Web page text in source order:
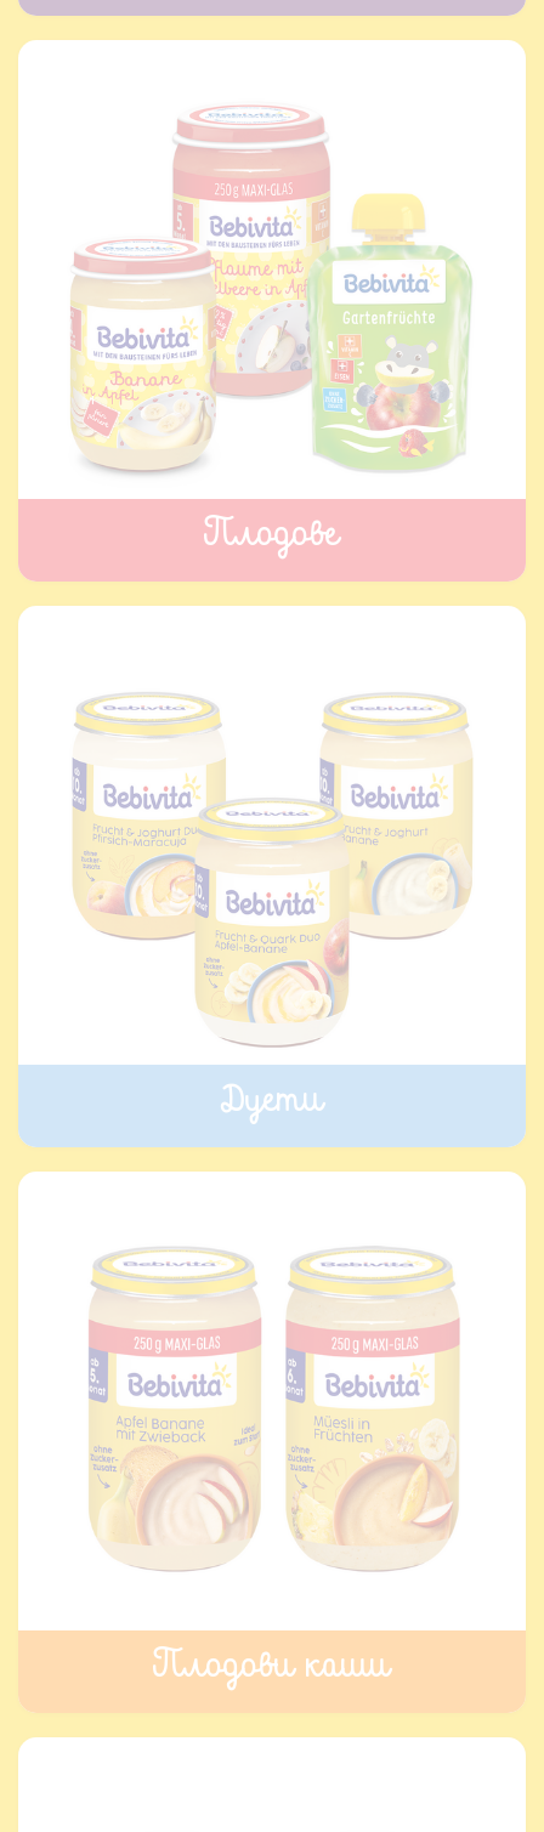
Плодове
Дуети
Плодови каши